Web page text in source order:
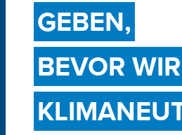
GEBEN,
BEVOR WIR